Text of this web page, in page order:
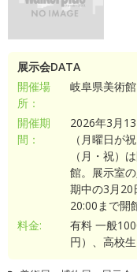
展示会DATA
開催場
所：
岐阜県美術館
開催期
間：
2026年3月
（月曜日が
（月・祝）
館。展示室
期中の3月20
20:00まで開
料金:
有料 一般
円）、高校